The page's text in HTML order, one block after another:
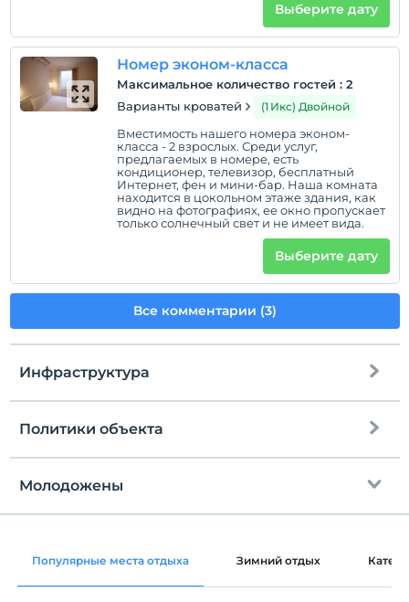
Выберите дату
Номер эконом-класса
Максимальное количество гостей : 2
Варианты кроватей
(1 Икс) Двойной
Вместимость нашего номера эконом-
класса - 2 взрослых. Среди услуг,
предлагаемых в номере, есть
кондиционер, телевизор, бесплатный
Интернет, фен и мини-бар. Наша комната
находится в цокольном этаже здания, как
видно на фотографиях, ее окно пропускает
только солнечный свет и не имеет вида.
Выберите дату
Все комментарии (3)
Инфраструктура
Политики объекта
Зарегистрироваться
Через 15:30
Время выезда
Домашние животные
Молодожены
Украшение комнаты
Популярные места отдыха Зимний отдых